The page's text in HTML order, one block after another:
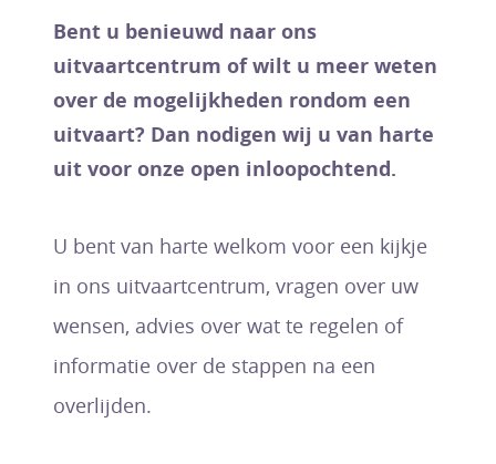
Bent u benieuwd naar ons
uitvaartcentrum of wilt u meer weten
over de mogelijkheden rondom een
uitvaart? Dan nodigen wij u van harte
uit voor onze open inloopochtend.
U bent van harte welkom voor een kijkje
in ons uitvaartcentrum, vragen over uw
wensen, advies over wat te regelen of
informatie over de stappen na een
overlijden.